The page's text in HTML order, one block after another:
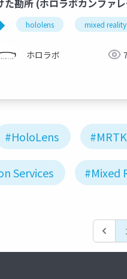
2022 サントリーシステム
ロジー株式会社 向様 発表
hololens mixed reality
ホロラボ
#HoloLens
Services #Mixed